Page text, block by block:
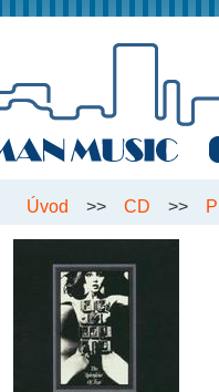
Úvod >> CD >>